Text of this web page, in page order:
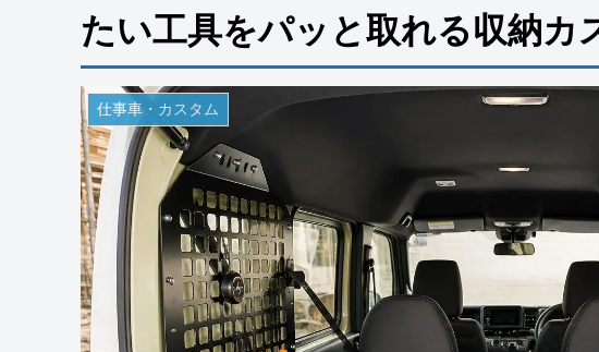
たい工具をパッと取れる収納カ
仕事車・カスタム